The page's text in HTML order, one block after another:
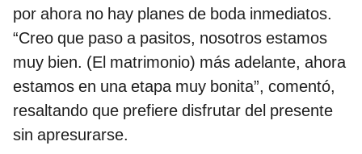
por ahora no hay planes de boda inmediatos.
“Creo que paso a pasitos, nosotros estamos
muy bien. (El matrimonio) más adelante, ahora
estamos en una etapa muy bonita”, comentó,
resaltando que prefiere disfrutar del presente
sin apresurarse.